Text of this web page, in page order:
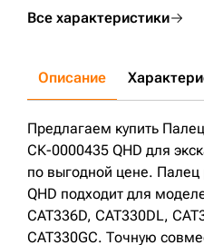
Все характеристики
Описание
Предлагаем купить
СК-0000435 QHD для
по выгодной цене. Палец
QHD подходит для
CAT336D, CAT330DL,
CAT330GC. Точную